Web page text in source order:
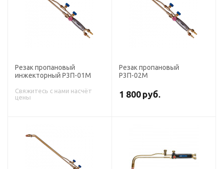
Резак пропановый
инжекторный Р3П-01М
Свяжитесь с нами насчёт
цены
Резак пропановый
Р3П-02М
1 800 руб.